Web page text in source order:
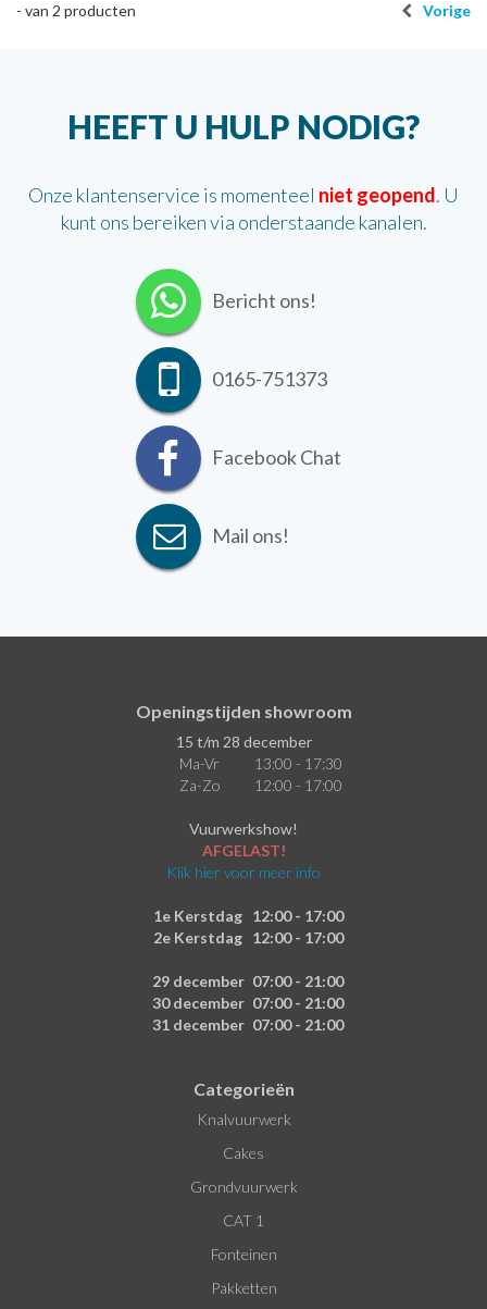
- van 2 producten Vorige
HEEFT U HULP NODIG?
Onze klantenservice is momenteel niet geopend. U
kunt ons bereiken via onderstaande kanalen.
Bericht ons!
0165-751373
Facebook Chat
Mail ons!
Openingstijden showroom
15 t/m 28 december
Ma-Vr
13:00 - 17:30
Za-Zo
12:00 - 17:00
Vuurwerkshow!
AFGELAST!
Klik hier voor meer info
1e Kerstdag 12:00 - 17:00
2e Kerstdag 12:00 - 17:00
29 december 07:00 - 21:00
30 december 07:00 - 21:00
31 december 07:00 - 21:00
Categorieën
Knalvuurwerk
Cakes
Grondvuurwerk
CAT 1
Fonteinen
Pakketten